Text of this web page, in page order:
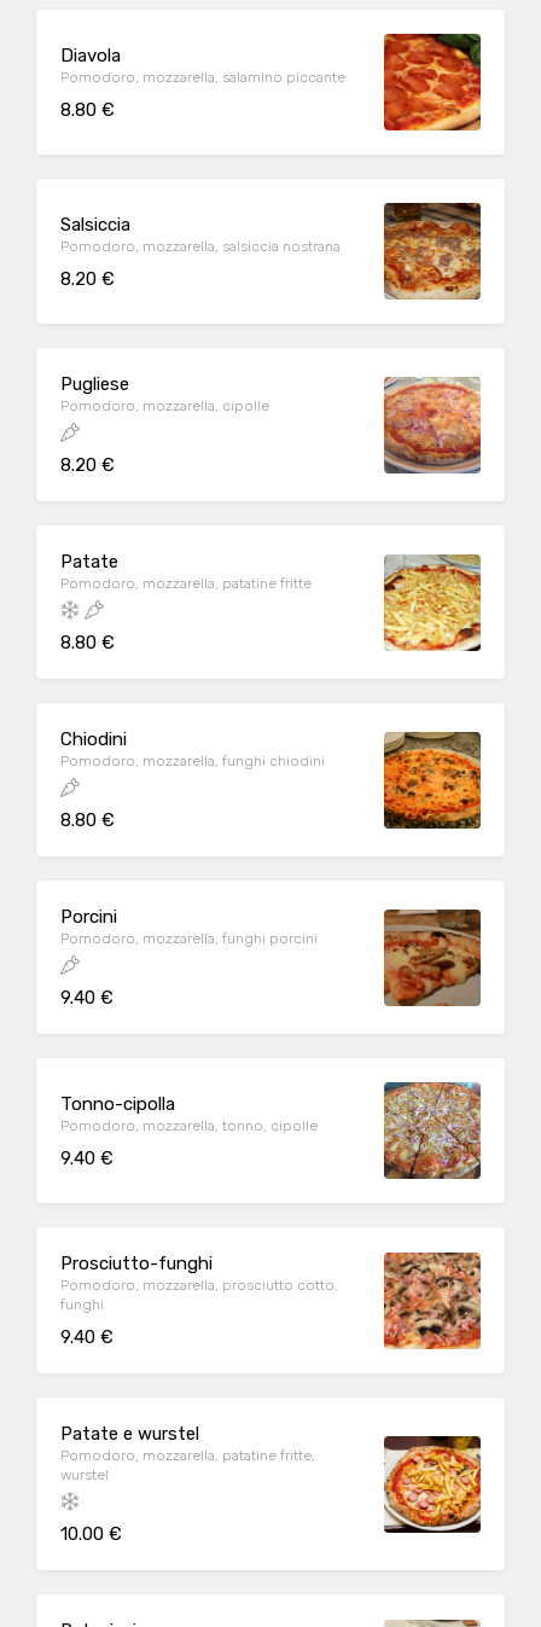
Diavola
Pomodoro, mozzarella, salamino piccante
8.80 €
Salsiccia
Pomodoro, mozzarella, salsiccia nostrana
8.20 €
Pugliese
Pomodoro, mozzarella, cipolle
8.20 €
Patate
Pomodoro, mozzarella, patatine fritte
8.80 €
Chiodini
Pomodoro, mozzarella, funghi chiodini
8.80 €
Porcini
Pomodoro, mozzarella, funghi porcini
9.40 €
Tonno-cipolla
Pomodoro, mozzarella, tonno, cipolle
9.40 €
Prosciutto-funghi
Pomodoro, mozzarella, prosciutto cotto,
funghi
9.40 €
Patate e wurstel
Pomodoro, mozzarella, patatine fritte,
wurstel
10.00 €